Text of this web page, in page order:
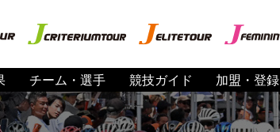
チーム・選手 競技ガイド 加盟・登録